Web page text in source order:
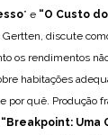
” e “O Custo
discute
os rendimentos
habitações
por quê. Produção
“ Breakpoint: Uma